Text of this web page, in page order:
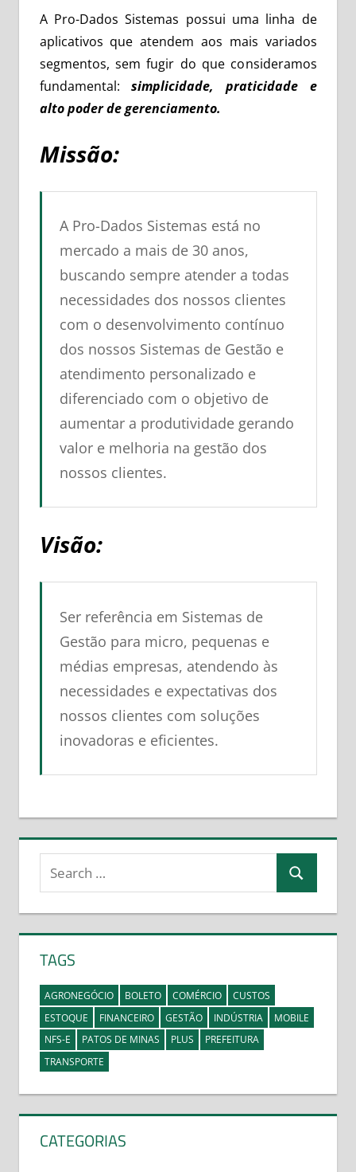
A Pro-Dados Sistemas possui uma linha de
aplicativos que atendem aos mais variados
segmentos, sem fugir do que consideramos
fundamental:simplicidade, praticidade e
alto poder de gerenciamento.
Missão:
A Pro-Dados Sistemas está no
mercado a mais de 30 anos,
buscando sempre atender a todas
necessidades dos nossos clientes
com o desenvolvimento contínuo
dos nossos Sistemas de Gestão e
atendimento personalizado e
diferenciado com o objetivo de
aumentar a produtividade gerando
valor e melhoria na gestão dos
nossos clientes.
Visão:
Ser referência em Sistemas de
Gestão para micro, pequenas e
médias empresas, atendendo às
necessidades e expectativas dos
nossos clientes com soluções
inovadoras e eficientes.
Search
for:
Search
TAGS
AGRONEGÓCIO BOLETO COMÉRCIO
CUSTOS
ESTOQUE
FINANCEIRO GESTÃO INDÚSTRIA
MOBILE
NFS-E
PATOS DE MINAS PLUS
PREFEITURA
TRANSPORTE
CATEGORIAS